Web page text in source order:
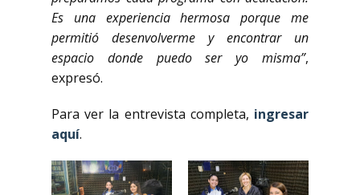
Es una experiencia hermosa porque me
permitió desenvolverme y encontrar un
espacio donde puedo ser yo misma”,
expresó.
Para ver la entrevista completa, ingresar
aquí.